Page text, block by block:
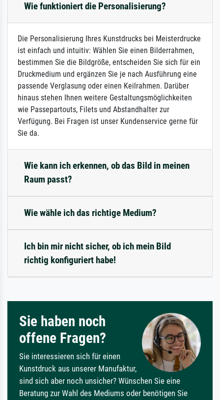
Wie funktioniert die Personalisierung?
Die Personalisierung Ihres Kunstdrucks bei Meisterdrucke
ist einfach und intuitiv: Wählen Sie einen Bilderrahmen,
bestimmen Sie die Bildgröße, entscheiden Sie sich für ein
Druckmedium und ergänzen Sie je nach Ausführung eine
passende Verglasung oder einen Keilrahmen. Darüber
hinaus stehen Ihnen weitere Gestaltungsmöglichkeiten
wie Passepartouts, Filets und Abstandhalter zur
Verfügung. Bei Fragen ist unser Kundenservice gerne für
Sie da.
Wie kann ich erkennen, ob das Bild in meinen
Raum passt?
Wie wähle ich das richtige Medium?
Ich bin mir nicht sicher, ob ich mein Bild
richtig konfiguriert habe!
Sie haben noch
offene Fragen?
Sie interessieren sich für einen
Kunstdruck aus unserer Manufaktur,
sind sich aber noch unsicher? Wünschen Sie eine
Beratung zur Wahl des Mediums oder benötigen Sie